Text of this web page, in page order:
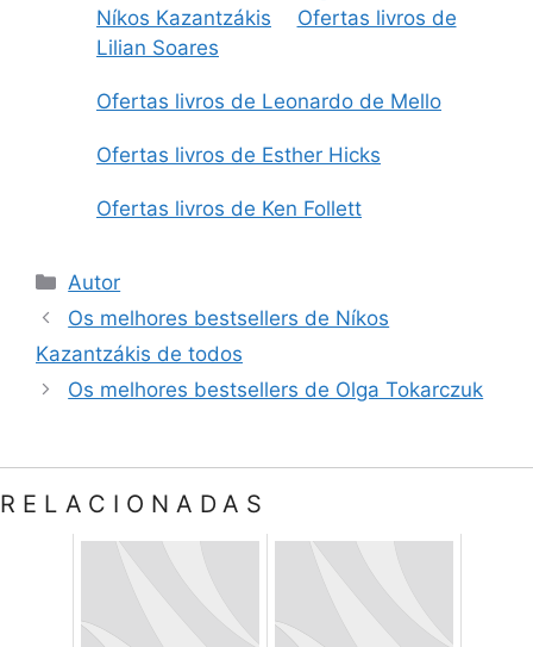
Níkos Kazantzákis
Ofertas livros de
Lilian Soares
Ofertas livros de Leonardo de Mello
Ofertas livros de Esther Hicks
Ofertas livros de Ken Follett
Categorias
Autor
Os melhores bestsellers de Níkos
Kazantzákis de todos
Os melhores bestsellers de Olga Tokarczuk
RELACIONADAS